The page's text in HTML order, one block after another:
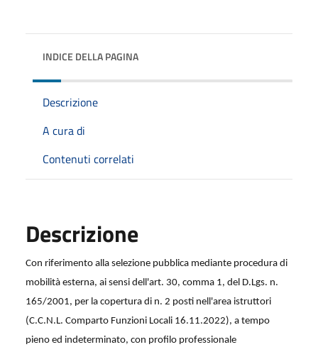
INDICE DELLA PAGINA
Descrizione
A cura di
Contenuti correlati
Descrizione
Con riferimento alla selezione pubblica mediante procedura di
mobilità esterna, ai sensi dell'art. 30, comma 1, del D.Lgs. n.
165/2001, per la copertura di n. 2 posti nell'area istruttori
(C.C.N.L. Comparto Funzioni Locali 16.11.2022), a tempo
pieno ed indeterminato, con profilo professionale